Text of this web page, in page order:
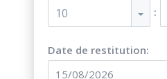
10 :
Date de restitution: